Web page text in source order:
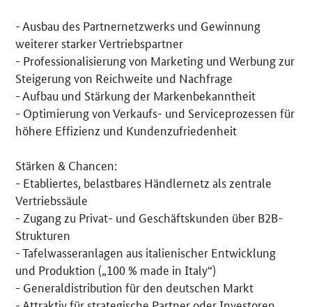
- Ausbau des Partnernetzwerks und Gewinnung
weiterer starker Vertriebspartner
- Professionalisierung von Marketing und Werbung zur
Steigerung von Reichweite und Nachfrage
- Aufbau und Stärkung der Markenbekanntheit
- Optimierung von Verkaufs- und Serviceprozessen für
höhere Effizienz und Kundenzufriedenheit
Stärken & Chancen:
- Etabliertes, belastbares Händlernetz als zentrale
Vertriebssäule
- Zugang zu Privat- und Geschäftskunden über B2B-
Strukturen
- Tafelwasseranlagen aus italienischer Entwicklung
und Produktion („100 % made in Italy“)
- Generaldistribution für den deutschen Markt